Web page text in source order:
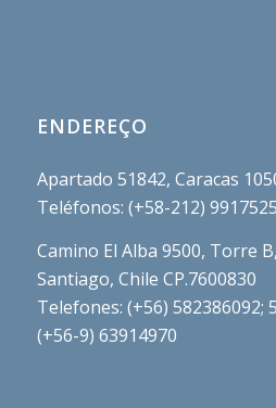
ENDEREÇO
Apartado 51842, Caracas
Teléfonos: (+58-212)
Camino El Alba 9500, Torre
Santiago, Chile CP.7600830
Telefones: (+56) 582386092;
(+56-9) 63914970